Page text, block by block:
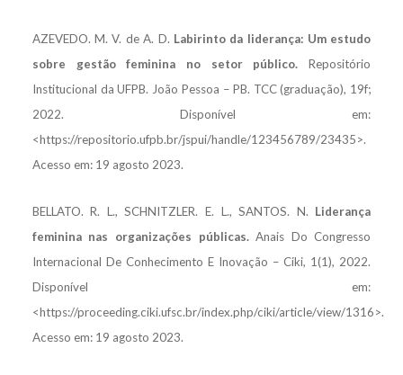
AZEVEDO. M. V. de A. D. Labirinto da liderança: Um estudo
sobre gestão feminina no setor público.Repositório
Institucional da UFPB. João Pessoa – PB. TCC (graduação), 19f;
2022. Disponível em:
<https://repositorio.ufpb.br/jspui/handle/123456789/23435>.
Acesso em: 19 agosto 2023.
BELLATO. R. L., SCHNITZLER. E. L., SANTOS. N. Liderança
feminina nas organizações públicas.Anais Do Congresso
Internacional De Conhecimento E Inovação – Ciki, 1(1), 2022.
Disponível em:
<https://proceeding.ciki.ufsc.br/index.php/ciki/article/view/1316>.
Acesso em: 19 agosto 2023.